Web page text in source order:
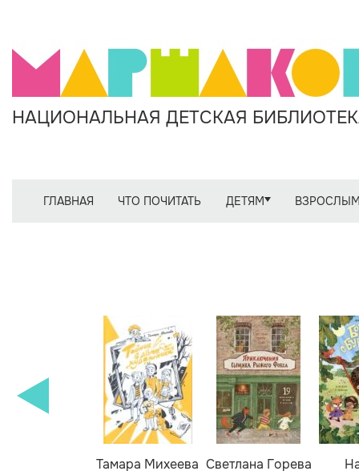
НАЦИОНАЛЬНАЯ ДЕТСКАЯ
ГЛАВНАЯ ЧТО ПОЧИТАТЬ ДЕТЯМ
Тамара Михеева Светлана Горева